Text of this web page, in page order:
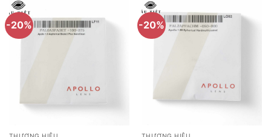
-20%
THƯƠNG HIỆU
-20%
THƯƠNG HIỆU